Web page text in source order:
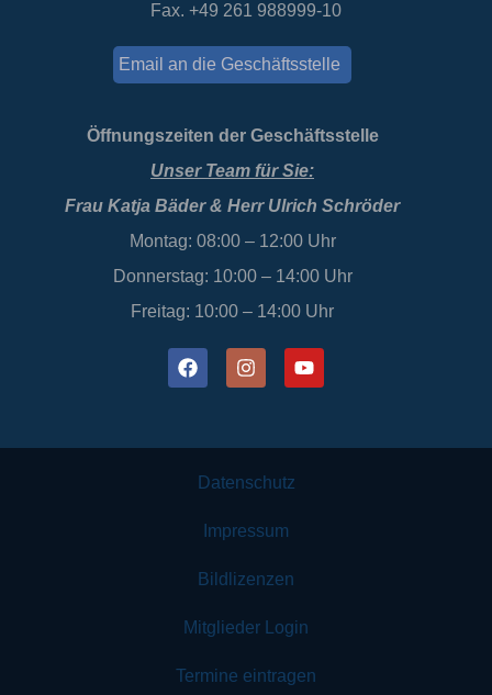
Fax. +49 261 988999-10
Email an die Geschäftsstelle
Öffnungszeiten der Geschäftsstelle
Unser Team für Sie:
Frau Katja Bäder & Herr Ulrich Schröder
Montag: 08:00 – 12:00 Uhr
Donnerstag: 10:00 – 14:00 Uhr
Freitag: 10:00 – 14:00 Uhr
Datenschutz
Impressum
Bildlizenzen
Mitglieder Login
Termine eintragen